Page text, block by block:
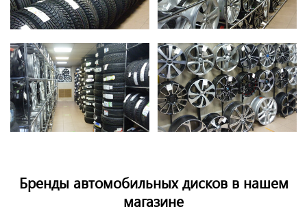
Бренды автомобильных дисков в нашем
магазине